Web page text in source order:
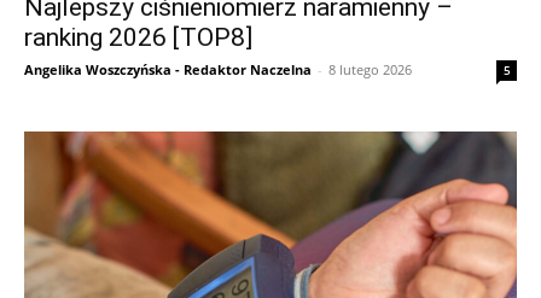
Najlepszy ciśnieniomierz naramienny –
ranking 2026 [TOP8]
Angelika Woszczyńska - Redaktor Naczelna - 8 lutego 2026 5